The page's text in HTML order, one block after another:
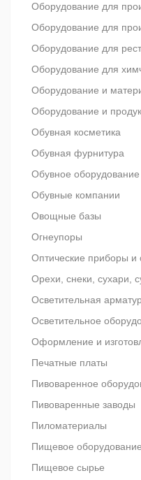
Оборудование для
Оборудование для
Оборудование для
Оборудование для
Оборудование и
Обувная косметика
Обувная фурнитура
Обувное оборудование
Обувные компании
Овощные базы
Огнеупоры
Оптические приборы и
Орехи, снеки, сухари,
Осветительная
Осветительное
Оформление и
Печатные платы
Пивоваренное
Пивоваренные заводы
Пиломатериалы
Пищевое оборудование
Пищевое сырье